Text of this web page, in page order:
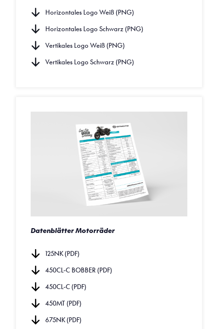
Horizontales Logo Weiß (PNG)
Horizontales Logo Schwarz (PNG)
Vertikales Logo Weiß (PNG)
Vertikales Logo Schwarz (PNG)
Datenblätter Motorräder
125NK (PDF)
450CL-C BOBBER (PDF)
450CL-C (PDF)
450MT (PDF)
675NK (PDF)